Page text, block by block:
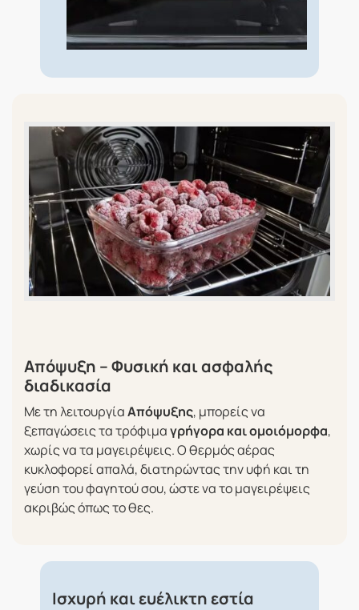
Απόψυξη – Φυσική και ασφαλής
διαδικασία
Με τη λειτουργίαΑπόψυξης, μπορείς να
ξεπαγώσεις τα τρόφιμαγρήγορα και ομοιόμορφα,
χωρίς να τα μαγειρέψεις. Ο θερμός αέρας
κυκλοφορεί απαλά, διατηρώντας την υφή και τη
γεύση του φαγητού σου, ώστε να το μαγειρέψεις
ακριβώς όπως το θες.
Ισχυρή και ευέλικτη εστία